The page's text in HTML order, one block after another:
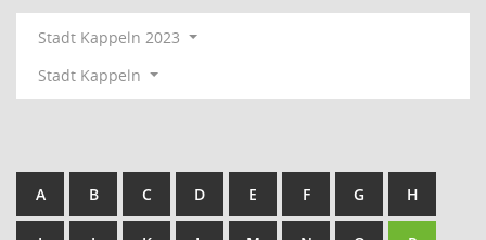
Stadt Kappeln 2023
Stadt Kappeln
A B C D E F G H